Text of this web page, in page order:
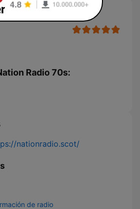
70s
Radio 70s:
nationradio.scot/
de radio